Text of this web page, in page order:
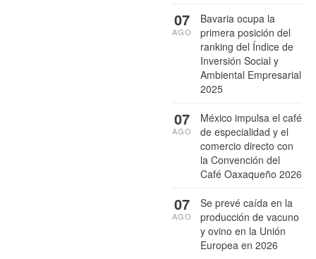
Bavaria ocupa la
primera posición del
ranking del Índice de
Inversión Social y
Ambiental Empresarial
2025
07
AGO
México impulsa el café
de especialidad y el
comercio directo con
la Convención del
Café Oaxaqueño 2026
07
AGO
Se prevé caída en la
producción de vacuno
y ovino en la Unión
Europea en 2026
07
AGO